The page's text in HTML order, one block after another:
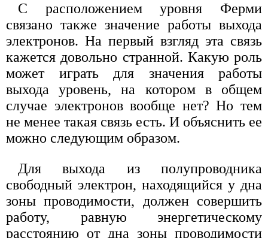
С расположением уровня Ферми
связано также значение работы выхода
электронов. На первый взгляд эта связь
кажется довольно странной. Какую роль
может играть для значения работы
выхода уровень, на котором в общем
случае электронов вообще нет? Но тем
не менее такая связь есть. И объяснить ее
можно следующим образом.
Для выхода из полупроводника
свободный электрон, находящийся у дна
зоны проводимости, должен совершить
работу, равную энергетическому
расстоянию от дна зоны проводимости